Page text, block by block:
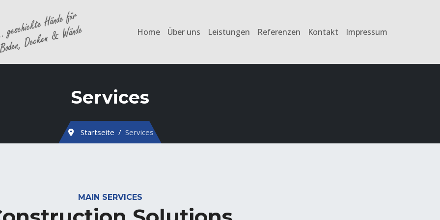
Home Über uns Leistungen Referenzen Kontakt Impressum
Services
Startseite Services
MAIN SERVICES